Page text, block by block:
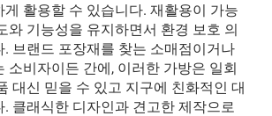
게 활용할 수 있습니다. 재활용이 가능
와 기능성을 유지하면서 환경 보호 의
. 브랜드 포장재를 찾는 소매점이거나
소비자이든 간에, 이러한 가방은 일회
대신 믿을 수 있고 지구에 친화적인 대
. 클래식한 디자인과 견고한 제작으로